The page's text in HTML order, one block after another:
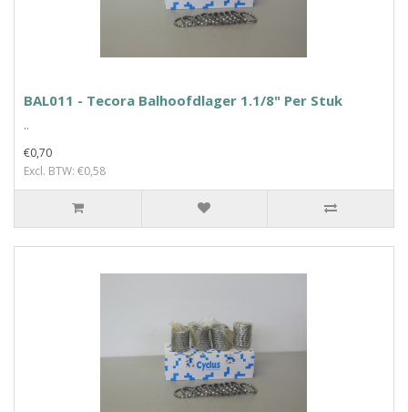
BAL011 - Tecora Balhoofdlager 1.1/8" Per Stuk
..
€0,70
Excl. BTW: €0,58